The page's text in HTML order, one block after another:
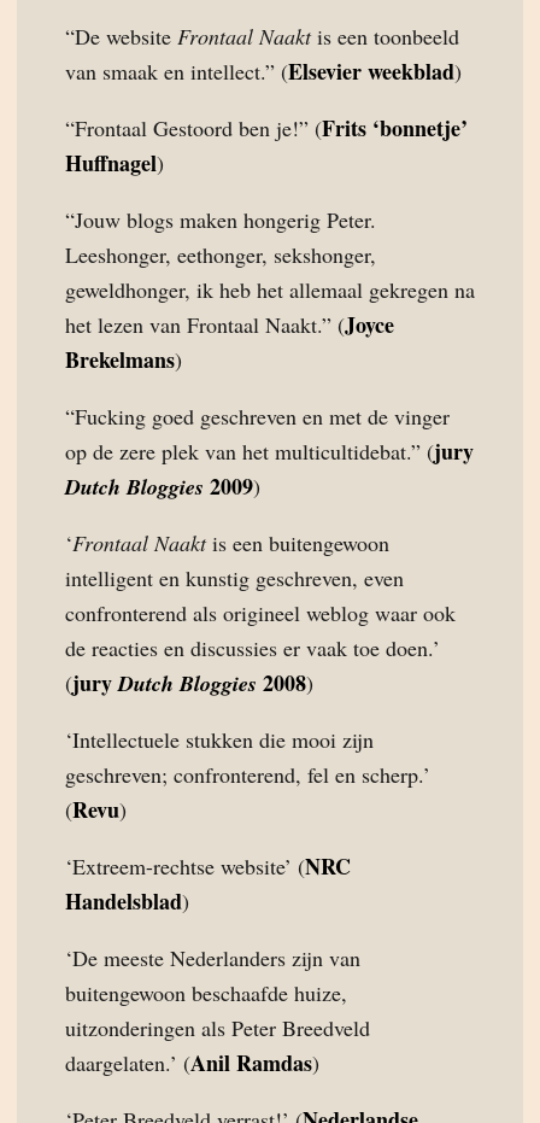
“De website Frontaal Naaktis een toonbeeld
van smaak en intellect.” (Elsevier weekblad)
“Frontaal Gestoord ben je!” (Frits ‘bonnetje’
Huffnagel)
“Jouw blogs maken hongerig Peter.
Leeshonger, eethonger, sekshonger,
geweldhonger, ik heb het allemaal gekregen na
het lezen van Frontaal Naakt.” (Joyce
Brekelmans)
“Fucking goed geschreven en met de vinger
op de zere plek van het multicultidebat.” (jury
Dutch Bloggies 2009)
‘Frontaal Naaktis een buitengewoon
intelligent en kunstig geschreven, even
confronterend als origineel weblog waar ook
de reacties en discussies er vaak toe doen.’
(juryDutch Bloggies 2008)
‘Intellectuele stukken die mooi zijn
geschreven; confronterend, fel en scherp.’
(Revu)
‘Extreem-rechtse website’ (NRC
Handelsblad)
‘De meeste Nederlanders zijn van
buitengewoon beschaafde huize,
uitzonderingen als Peter Breedveld
daargelaten.’ (Anil Ramdas)